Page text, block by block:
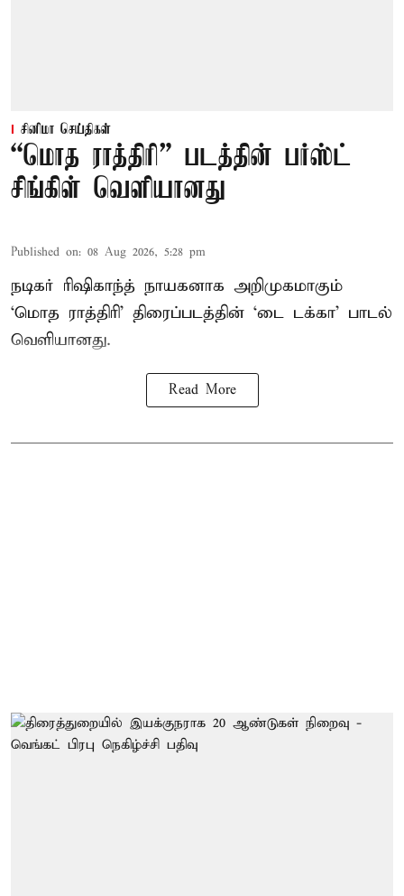
சினிமா செய்திகள்
“மொத ராத்திரி” படத்தின் பர்ஸ்ட்
சிங்கிள் வெளியானது
Published on: 08 Aug 2026, 5:28 pm
நடிகர் ரிஷிகாந்த் நாயகனாக அறிமுகமாகும்
‘மொத ராத்திரி’ திரைப்படத்தின் ‘டை டக்கா’ பாடல்
வெளியானது.
Read More